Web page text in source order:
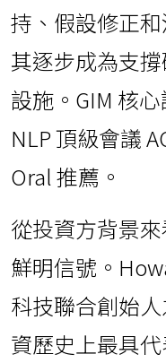
持、假設修正
其逐步成為支
設施。GIM 核
NLP 頂級會議
Oral 推薦。
從投資方背景
鮮明信號。
科技聯合創始
資歷史上最具